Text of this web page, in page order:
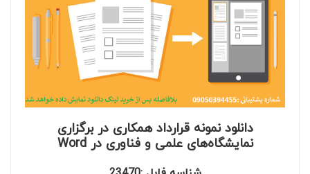
دانلود نمونه قرارداد همکاری در برگزاری
نمایشگاه‌های علمی و فناوری در Word